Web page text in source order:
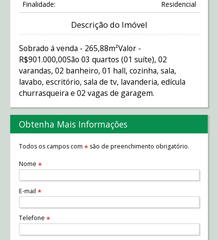
Finalidade: Residencial
Descrição do Imóvel
Sobrado á venda - 265,88m²Valor -
R$901.000,00São 03 quartos (01 suíte), 02
varandas, 02 banheiro, 01 hall, cozinha, sala,
lavabo, escritório, sala de tv, lavanderia, edícula
churrasqueira e 02 vagas de garagem.
Obtenha Mais Informações
Todos os campos com *são de preenchimento obrigatório.
Nome *
E-mail *
Telefone *